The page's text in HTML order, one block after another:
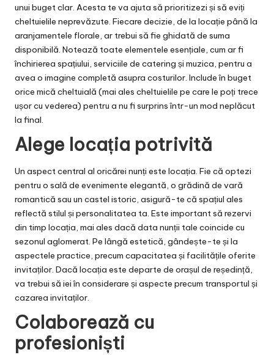
unui buget clar. Acesta te va ajuta să prioritizezi și să eviți
cheltuielile neprevăzute. Fiecare decizie, de la locație până la
aranjamentele florale, ar trebui să fie ghidată de suma
disponibilă. Notează toate elementele esențiale, cum ar fi
închirierea spațiului, serviciile de catering și muzica, pentru a
avea o imagine completă asupra costurilor. Include în buget
orice mică cheltuială (mai ales cheltuielile pe care le poți trece
ușor cu vederea) pentru a nu fi surprins într-un mod neplăcut
la final.
Alege locația potrivită
Un aspect central al oricărei nunți este locația. Fie că optezi
pentru o sală de evenimente elegantă, o grădină de vară
romantică sau un castel istoric, asigură-te că spațiul ales
reflectă stilul și personalitatea ta. Este important să rezervi
din timp locația, mai ales dacă data nunții tale coincide cu
sezonul aglomerat. Pe lângă estetică, gândește-te și la
aspectele practice, precum capacitatea și facilitățile oferite
invitaților. Dacă locația este departe de orașul de reședință,
va trebui să iei în considerare și aspecte precum transportul și
cazarea invitaților.
Colaborează cu
profesioniști